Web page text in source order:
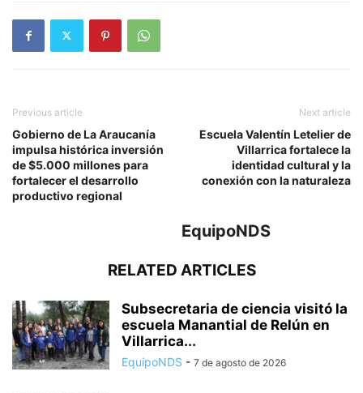
Previous article
Gobierno de La Araucanía
impulsa histórica inversión
de $5.000 millones para
fortalecer el desarrollo
productivo regional
Next article
Escuela Valentín Letelier de
Villarrica fortalece la
identidad cultural y la
conexión con la naturaleza
EquipoNDS
RELATED ARTICLES
Subsecretaria de ciencia visitó la
escuela Manantial de Relún en
Villarrica...
EquipoNDS - 7 de agosto de 2026